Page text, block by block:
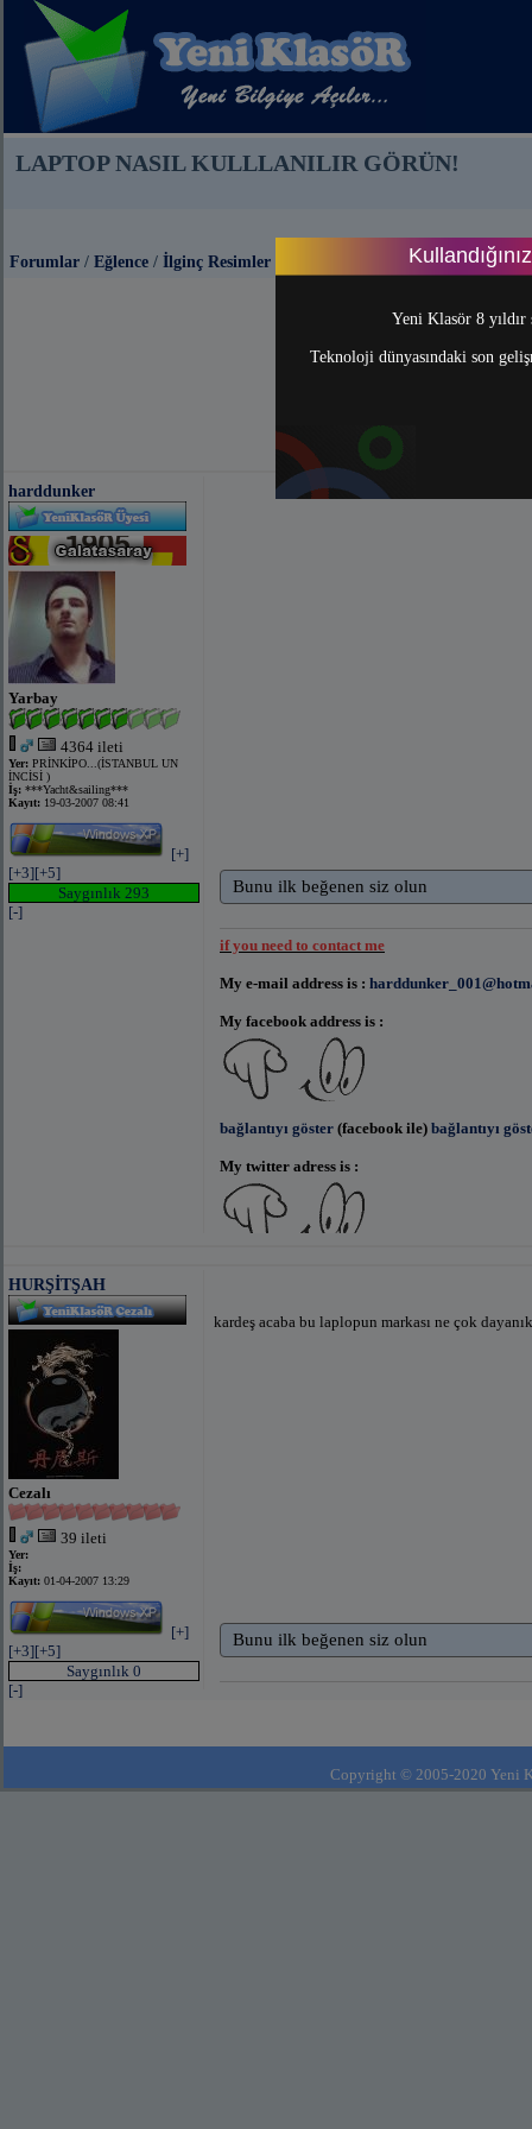
Yeni Klasör 8
Teknoloji dünyasındaki son
LAPTOP NASIL KULLLANILIR GÖRÜN!
Forumlar / Eğlence / İlginç Resimler
harddunker
Yarbay
4364 ileti
Yer: PRİNKİPO...(İSTANBUL UN
İNCİSİ )
İş: ***Yacht&sailing***
Kayıt: 19-03-2007 08:41
[+]
[+3][+5]
Saygınlık 293
[-]
Bunu ilk beğenen siz olun
if you need to contact me
My e-mail address is :
My facebook address is :
bağlantıyı göster (facebook ile) bağlantıyı
My twitter adress is :
HURŞİTŞAH
Cezalı
39 ileti
Yer:
İş:
Kayıt: 01-04-2007 13:29
[+]
[+3][+5]
Saygınlık 0
[-]
kardeş acaba bu laplopun markası ne çok
Bunu ilk beğenen siz olun
Copyright © 2005-2020 Yeni